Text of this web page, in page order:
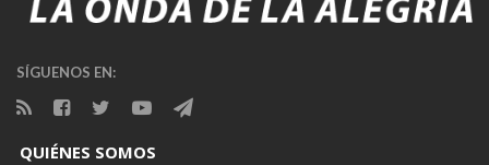
SÍGUENOS EN:
QUIÉNES SOMOS